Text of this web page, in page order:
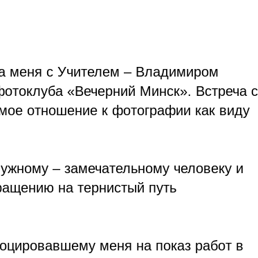
меня с Учителем – Владимиром
«Вечерний Минск». Встреча с
отношение к фотографии как виду
– замечательному человеку и
на тернистый путь
меня на показ работ в